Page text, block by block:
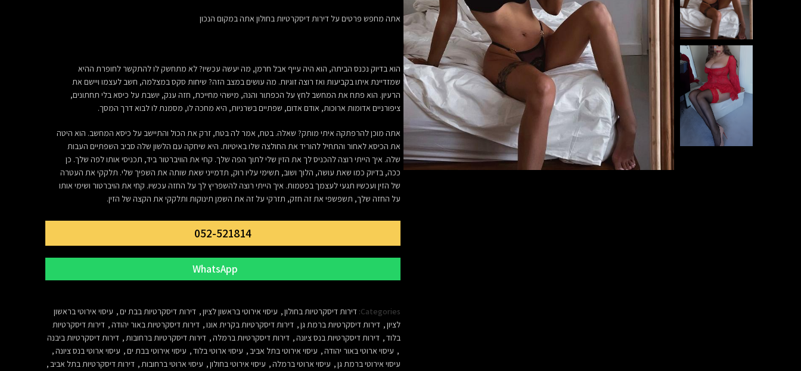
אתה מחפש פרטים על דירות דיסקרטיותבחולון אתה במקום הנכון
הוא בדיוק נכנס הביתה, הוא היה עייף אבל חרמן, מה יעשה עכשיו? לא מתחשק לו להתקשר לחופרת ההיא
שמזדיינת איתו בקביעות ואז רוצה זוגיות. מה עושים במצב הזה? שיחות סקס במצלמה, חשב לעצמו ויישם את
הרעיון. הוא פתח את המחשב לחץ על הכפתור והנה, מישהי מחייכת, חזה ענק, יושבת על כיסא בלי תחתונים,
ציפורניים אדומות ארוכות, אודם אדום, שפתיים בשרניות, היא מחכה לו, מסמנת לו לבוא דרך המסך.
אתה מוכן להרפתקה איתי מותק? שאלה. בטח, אמר לה בטח, זרק את הכול והתיישב על כיסא המחשב. הוא היטה
את הכיסא לאחור והתחיל להוריד את החולצה שלו באיטיות. היא שיחקה עם הלשון שלה סביב השפתיים העבות
שלה. איך הייתי רוצה להכניס לך את הזין שלי לתוך הפה שלך. קחי את הוויברטור ביד, תכניסי אותו לפה שלך. כן
ככה, בדיוק כמו שאת עושה, הלוך ושוב, תשימי עליו רוק, תדמייני שאת שותה את השפיך שלי. תלקקי את העטרה
של הזין ועכשיו תגעי לעצמך בפטמות. איך הייתי רוצה להשפריץ לך על החזה עכשיו. קחי את הויברטור ושימי אותו
על החזה שלך, תשפשפי את זה חזק, תזרקי על זה את השמן תינוקות ותלקקי את הקצה של הזין.
052-521814
Categories: דירות דיסקרטיות בחולון, עיסוי אירוטי בראשון לציון, דירות דיסקרטיות בבת ים, עיסוי אירוטי בראשון
לציון, דירות דיסקרטיות ברמת גן, דירות דיסקרטיות בקרית אונו, דירות דיסקרטיות באור יהודה, דירות דיסקרטיות
בלוד, דירות דיסקרטיות בנס ציונה, דירות דיסקרטיות ברמלה, דירות דיסקרטיות ברחובות, דירות דיסקרטיות ביבנה
, עיסוי ארוטי באור יהודה, עיסוי אירוטי בתל אביב, עיסוי ארוטי בלוד, עיסוי אירוטי בבת ים, עיסוי ארוטי בנס ציונה,
עיסוי אירוטי ברמת גן, עיסוי ארוטי ברמלה, עיסוי אירוטי בחולון, עיסוי ארוטי ברחובות, דירות דיסקרטיות בתל אביב,